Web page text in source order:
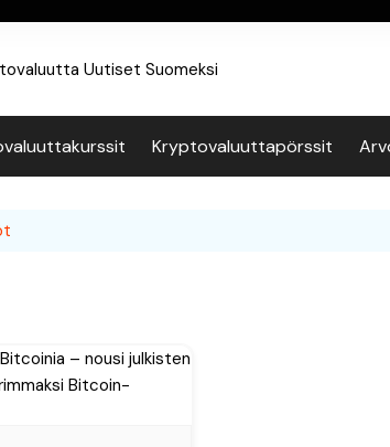
Kryptovaluuttapörssit